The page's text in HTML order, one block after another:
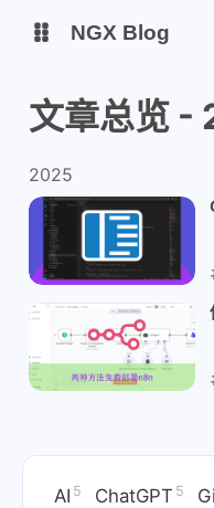
Status
备用链接
NGX Blog
文章总览 -
2025
AI 5 ChatGPT 5